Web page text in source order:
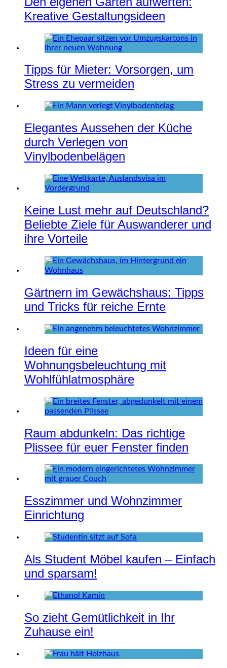
Kreative Gestaltungsideen
Tipps für Mieter: Vorsorgen, um
Stress zu vermeiden
Elegantes Aussehen der Küche
durch Verlegen von
Vinylbodenbelägen
Keine Lust mehr auf Deutschland?
Beliebte Ziele für Auswanderer und
ihre Vorteile
Gärtnern im Gewächshaus: Tipps
und Tricks für reiche Ernte
Ideen für eine
Wohnungsbeleuchtung mit
Wohlfühlatmosphäre
Raum abdunkeln: Das richtige
Plissee für euer Fenster finden
Esszimmer und Wohnzimmer
Einrichtung
Als Student Möbel kaufen – Einfach
und sparsam!
So zieht Gemütlichkeit in Ihr
Zuhause ein!